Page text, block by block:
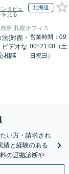
ンタビュ
を見る
北海道
所 札幌オフィス
(対面・
ビデオな
相談
営業時間：09:
00~21:00（土
日祝日）
い方・請求され
績と経験のある
の証拠診断や着
い。